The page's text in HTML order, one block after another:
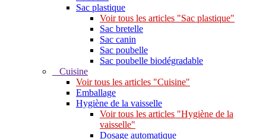
Sac plastique
Voir tous les articles "Sac plastique"
Sac bretelle
Sac canin
Sac poubelle
Sac poubelle biodégradable
Cuisine
Voir tous les articles "Cuisine"
Emballage
Hygiène de la vaisselle
Voir tous les articles "Hygiène de la
vaisselle"
Dosage automatique